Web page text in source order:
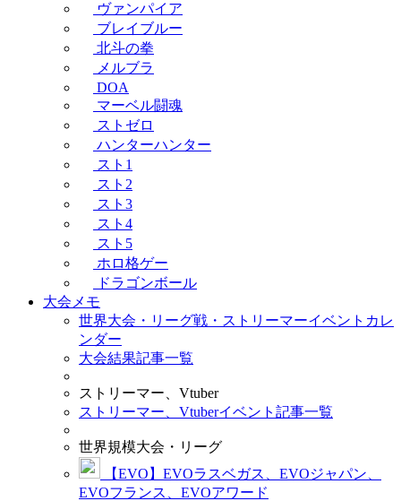
ヴァンパイア
ブレイブルー
北斗の拳
メルブラ
DOA
マーベル闘魂
ストゼロ
ハンターハンター
スト1
スト2
スト3
スト4
スト5
ホロ格ゲー
ドラゴンボール
大会メモ
世界大会・リーグ戦・ストリーマーイベントカレ
ンダー
大会結果記事一覧
ストリーマー、Vtuber
ストリーマー、Vtuberイベント記事一覧
世界規模大会・リーグ
【EVO】EVOラスベガス、EVOジャパン、
EVOフランス、EVOアワード